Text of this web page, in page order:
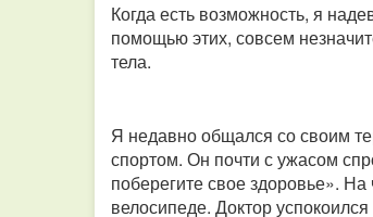
Когда есть возможность, я
помощью этих, совсем
тела.
Я недавно общался со своим
спортом. Он почти с ужасом
поберегите свое здоровье».
велосипеде. Доктор